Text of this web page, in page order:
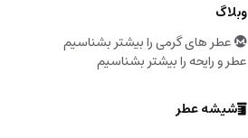
وبلاگ
عطر های گرمی را بیشتر بشناسیم
عطر و رایحه را بیشتر بشناسیم
شیشه عطر